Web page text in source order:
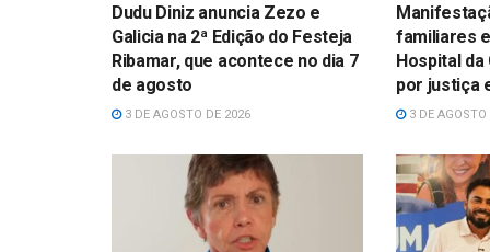
Dudu Diniz anuncia Zezo e
Galicia na 2ª Edição do Festeja
Ribamar, que acontece no dia 7
de agosto
3 DE AGOSTO DE 2026
familiares
Hospital da
por justiça
3 DE AGOSTO